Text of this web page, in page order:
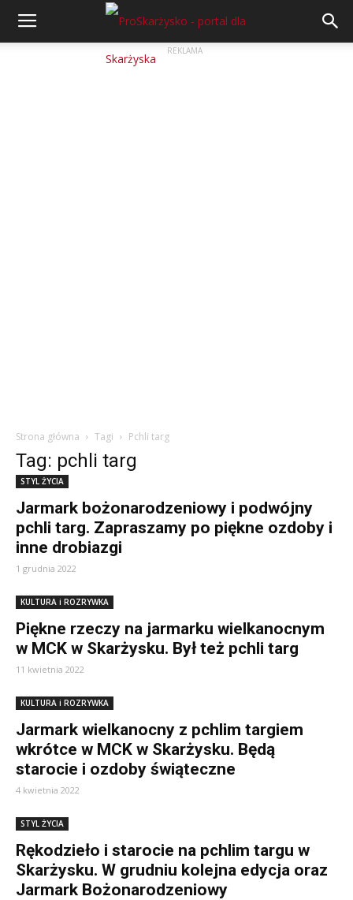
REKLAMA
Strona główna Tagi Pchli targ
Tag: pchli targ
STYL ŻYCIA
Jarmark bożonarodzeniowy i podwójny
pchli targ. Zapraszamy po piękne ozdoby i
inne drobiazgi
1 grudnia 2022
KULTURA i ROZRYWKA
Piękne rzeczy na jarmarku wielkanocnym
w MCK w Skarżysku. Był też pchli targ
11 kwietnia 2022
KULTURA i ROZRYWKA
Jarmark wielkanocny z pchlim targiem
wkrótce w MCK w Skarżysku. Będą
starocie i ozdoby świąteczne
4 kwietnia 2022
STYL ŻYCIA
Rękodzieło i starocie na pchlim targu w
Skarżysku. W grudniu kolejna edycja oraz
Jarmark Bożonarodzeniowy